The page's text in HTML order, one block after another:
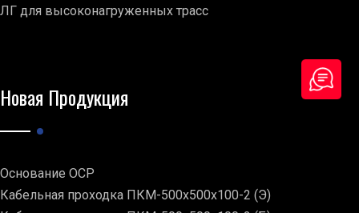
ЛГ для высоконагруженных трасс
Новая Продукция
Основание ОСР
Кабельная проходка ПКМ-500х500х100-2 (Э)